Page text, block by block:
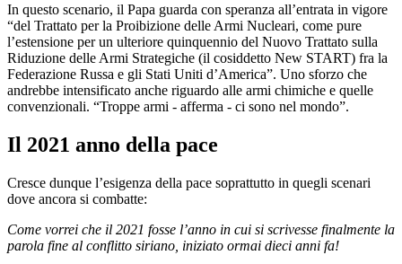
In questo scenario, il Papa guarda con speranza all’entrata in vigore
“del Trattato per la Proibizione delle Armi Nucleari, come pure
l’estensione per un ulteriore quinquennio del Nuovo Trattato sulla
Riduzione delle Armi Strategiche (il cosiddetto New START) fra la
Federazione Russa e gli Stati Uniti d’America”. Uno sforzo che
andrebbe intensificato anche riguardo alle armi chimiche e quelle
convenzionali. “Troppe armi - afferma - ci sono nel mondo”.
Il 2021 anno della pace
Cresce dunque l’esigenza della pace soprattutto in quegli scenari
dove ancora si combatte:
Come vorrei che il 2021 fosse l’anno in cui si scrivesse finalmente la
parola fine al conflitto siriano, iniziato ormai dieci anni fa!